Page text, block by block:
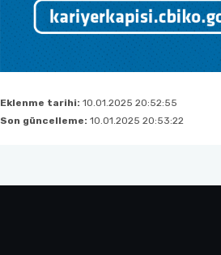
Eklenme tarihi: 10.01.2025 20:52:55
Son güncelleme: 10.01.2025 20:53:22